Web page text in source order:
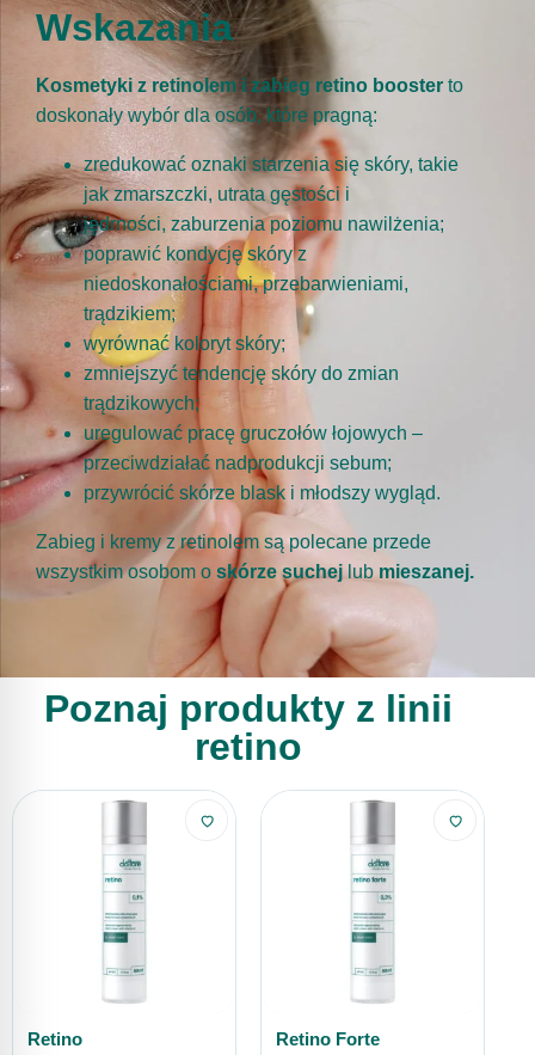
Wskazania
Kosmetyki z retinolem i zabieg retino booster to
doskonały wybór dla osób, które pragną:
zredukować oznaki starzenia się skóry, takie
jak zmarszczki, utrata gęstości i
jędrności, zaburzenia poziomu nawilżenia;
poprawić kondycję skóry z
niedoskonałościami, przebarwieniami,
trądzikiem;
wyrównać koloryt skóry;
zmniejszyć tendencję skóry do zmian
trądzikowych;
uregulować pracę gruczołów łojowych –
przeciwdziałać nadprodukcji sebum;
przywrócić skórze blask i młodszy wygląd.
Zabieg i kremy z retinolem są polecane przede
wszystkim osobom o skórze suchejlub mieszanej.
Poznaj produkty z linii
retino
Retino Retino Forte